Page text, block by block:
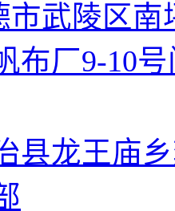
市武陵区南
布厂9-10号
县龙王庙